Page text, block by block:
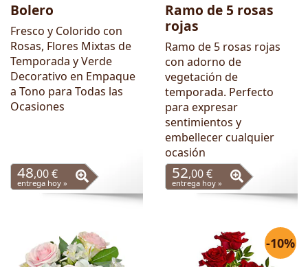
Bolero
Fresco y Colorido con
Rosas, Flores Mixtas de
Temporada y Verde
Decorativo en Empaque
a Tono para Todas las
Ocasiones
48,00 €
entrega hoy »
Ramo de 5 rosas
rojas
Ramo de 5 rosas rojas
con adorno de
vegetación de
temporada. Perfecto
para expresar
sentimientos y
embellecer cualquier
ocasión
52,00 €
entrega hoy »
-10%